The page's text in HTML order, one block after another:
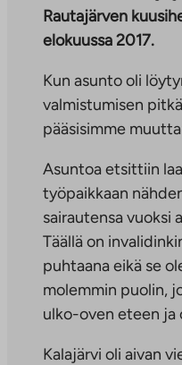
Rautajärven
elokuussa 2017.
Kun asunto oli
valmistumisen
pääsisimme
Asuntoa etsittiin
työpaikkaan
sairautensa vuoksi
Täällä on
puhtaana eikä se
molemmin puolin,
ulko-oven eteen ja
Kalajärvi oli aivan